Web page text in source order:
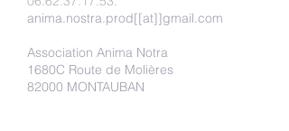
anima.nostra.prod[[at]]gmail.com
Association Anima Notra
1680C Route de Molières
82000 MONTAUBAN